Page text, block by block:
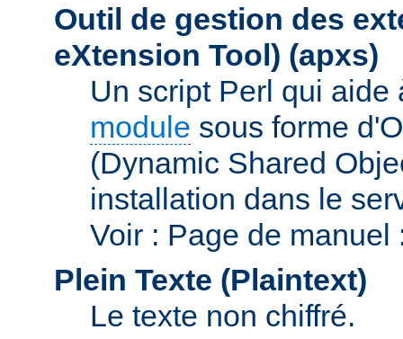
Outil de gestion des
eXtension Tool) (apxs)
Un script Perl qui
module sous forme
(Dynamic Shared
installation dans le
Voir : Page de
Plein Texte (Plaintext)
Le texte non chiffré.